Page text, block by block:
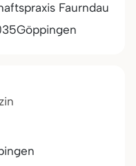
Faurndau
Göppingen